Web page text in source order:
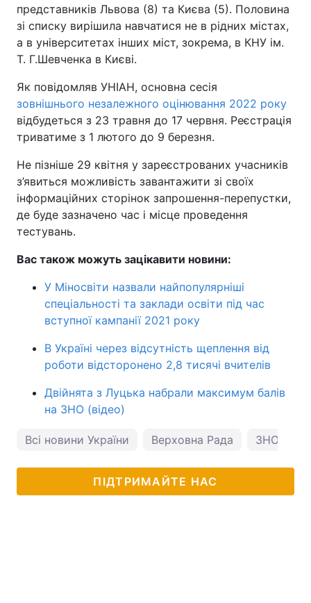
представників Львова (8) та Києва (5). Половина
зі списку вирішила навчатися не в рідних містах,
а в університетах інших міст, зокрема, в КНУ ім.
Т. Г.Шевченка в Києві.
Як повідомляв УНІАН, основна сесія
зовнішнього незалежного оцінювання 2022 року
відбудеться з 23 травня до 17 червня. Реєстрація
триватиме з 1 лютого до 9 березня.
Не пізніше 29 квітня у зареєстрованих учасників
з’явиться можливість завантажити зі своїх
інформаційних сторінок запрошення-перепустки,
де буде зазначено час і місце проведення
тестувань.
Вас також можуть зацікавити новини:
У Міносвіти назвали найпопулярніші
спеціальності та заклади освіти під час
вступної кампанії 2021 року
В Україні через відсутність щеплення від
роботи відсторонено 2,8 тисячі вчителів
Двійнята з Луцька набрали максимум балів
на ЗНО (відео)
Всі новини України Верховна Рада ЗНО
ПІДТРИМАЙТЕ НАС